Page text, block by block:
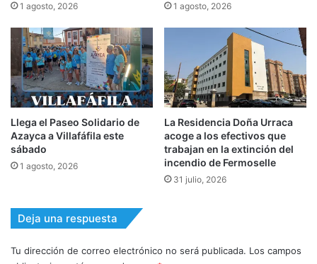
1 agosto, 2026 1 agosto, 2026
Llega el Paseo Solidario de
Azayca a Villafáfila este
sábado
1 agosto, 2026
La Residencia Doña Urraca
acoge a los efectivos que
trabajan en la extinción del
incendio de Fermoselle
31 julio, 2026
Deja una respuesta
Tu dirección de correo electrónico no será publicada. Los campos